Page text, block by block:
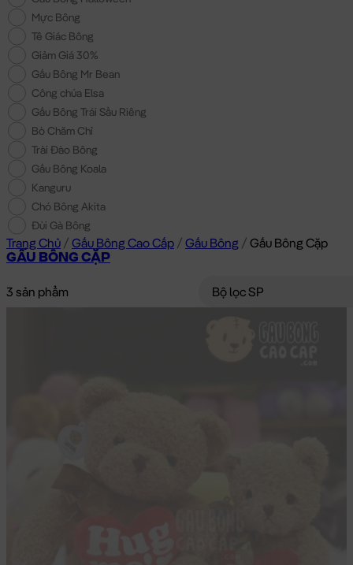
Mực Bông
Tê Giác Bông
Giảm Giá 30%
Gấu Bông Mr Bean
Công chúa Elsa
Gấu Bông Trái Sầu Riêng
Bò Chăm Chỉ
Trài Đào Bông
Gấu Bông Koala
Kanguru
Chó Bông Akita
Đùi Gà Bông
Trang Chủ / Gấu Bông Cao Cấp / Gấu Bông / Gấu Bông Cặp
GẤU BÔNG CẶP
3 sản phẩm Bộ lọc SP